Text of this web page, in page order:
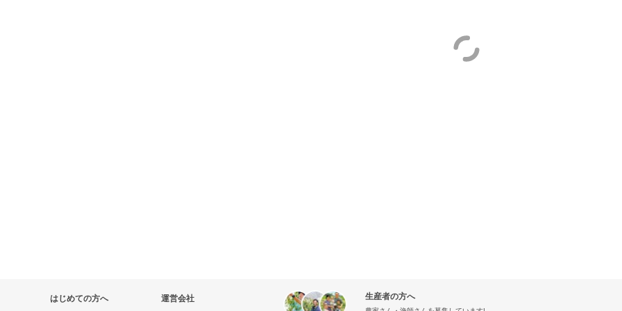
はじめての方へ 運営会社 生産者の方へ